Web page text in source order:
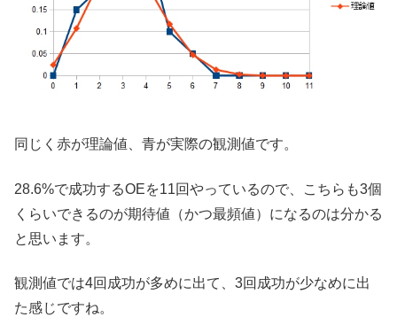
同じく赤が理論値、青が実際の観測値です。
28.6%で成功するOEを11回やっているので、こちらも3個
くらいできるのが期待値（かつ最頻値）になるのは分かる
と思います。
観測値では4回成功が多めに出て、3回成功が少なめに出
た感じですね。